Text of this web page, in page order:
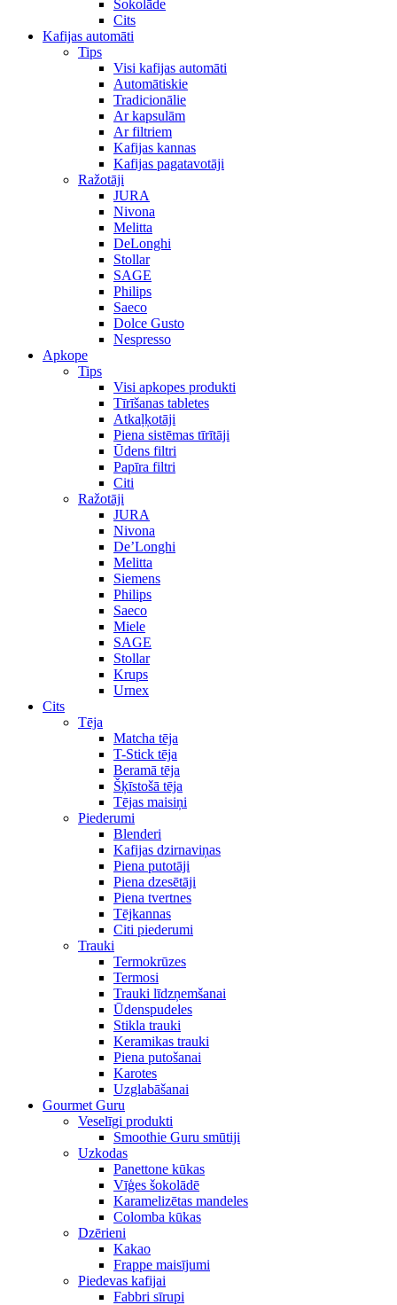
Šokolāde
Cits
Kafijas automāti
Tips
Visi kafijas automāti
Automātiskie
Tradicionālie
Ar kapsulām
Ar filtriem
Kafijas kannas
Kafijas pagatavotāji
Ražotāji
JURA
Nivona
Melitta
DeLonghi
Stollar
SAGE
Philips
Saeco
Dolce Gusto
Nespresso
Apkope
Tips
Visi apkopes produkti
Tīrīšanas tabletes
Atkaļķotāji
Piena sistēmas tīrītāji
Ūdens filtri
Papīra filtri
Citi
Ražotāji
JURA
Nivona
De’Longhi
Melitta
Siemens
Philips
Saeco
Miele
SAGE
Stollar
Krups
Urnex
Cits
Tēja
Matcha tēja
T-Stick tēja
Beramā tēja
Šķīstošā tēja
Tējas maisiņi
Piederumi
Blenderi
Kafijas dzirnaviņas
Piena putotāji
Piena dzesētāji
Piena tvertnes
Tējkannas
Citi piederumi
Trauki
Termokrūzes
Termosi
Trauki līdzņemšanai
Ūdenspudeles
Stikla trauki
Keramikas trauki
Piena putošanai
Karotes
Uzglabāšanai
Gourmet Guru
Veselīgi produkti
Smoothie Guru smūtiji
Uzkodas
Panettone kūkas
Vīģes šokolādē
Karamelizētas mandeles
Colomba kūkas
Dzērieni
Kakao
Frappe maisījumi
Piedevas kafijai
Fabbri sīrupi